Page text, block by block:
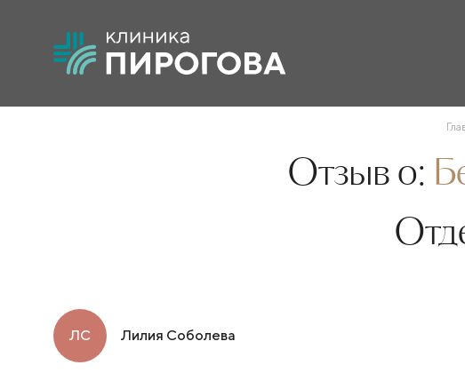
Отзыв о:
ЛС Лилия Соболева